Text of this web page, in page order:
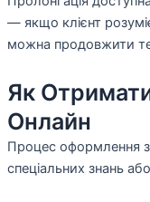
— якщо клієнт
можна продовжити
Як
Онлайн
Процес оформлення
спеціальних знань